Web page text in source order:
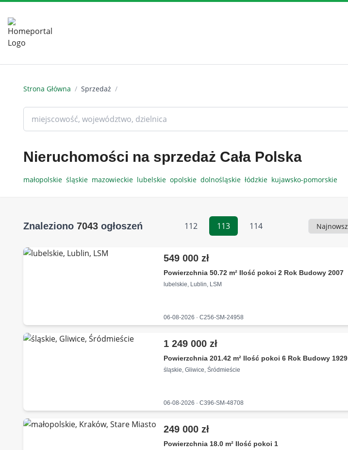
Strona Główna / Sprzedaż /
Nieruchomości na sprzedaż Cała Polska
małopolskie śląskie mazowieckie lubelskie opolskie dolnośląskie łódzkie kujawsko-pomorskie
Znaleziono 7043 ogłoszeń 112 113 114 Sortowanie
549 000 zł
Powierzchnia 50.72 m² Ilość pokoi 2 Rok Budowy 2007
lubelskie, Lublin, LSM
06-08-2026 · C256-SM-24958
1 249 000 zł
Powierzchnia 201.42 m² Ilość pokoi 6 Rok Budowy 1929
śląskie, Gliwice, Śródmieście
06-08-2026 · C396-SM-48708
249 000 zł
Powierzchnia 18.0 m² Ilość pokoi 1